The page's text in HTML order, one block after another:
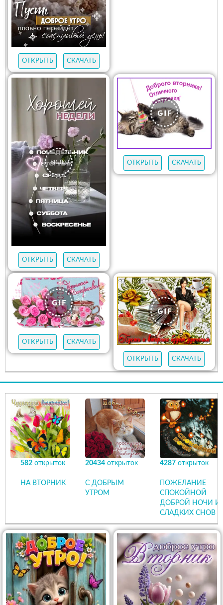
ОТКРЫТЬ СКАЧАТЬ
ОТКРЫТЬ СКАЧАТЬ
ОТКРЫТЬ СКАЧАТЬ
ОТКРЫТЬ СКАЧАТЬ
ОТКРЫТЬ СКАЧАТЬ
582открыток
НА ВТОРНИК
20434 открыток
С ДОБРЫМ
УТРОМ
4287 открыток
ПОЖЕЛАНИЕ
СПОКОЙНОЙ
ДОБРОЙ НОЧИ И
СЛАДКИХ СНОВ